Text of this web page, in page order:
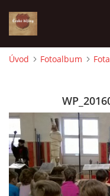
VÝBĚR PODLE VAŠICH
JAK VŠE PROBÍHÁ
ČESKÉ DĚJINY
Úvod Fotoalbum Fota